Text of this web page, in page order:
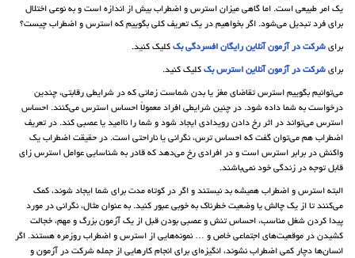
یک امر طبیعی است. اما گاهی میزان استرس و اضطراب بیش از اندازه است و به نوعی اختلال
برای فرد تبدیل می‌شود. اگر بخواهیم در یک تعریف کلی بگوییم که استرس و اضطراب چیست؟
برای شرکت در آزمون آنلاین رایگان افسردگی بک کلیک کنید.
برای شرکت در آزمون آنلاین استرس بک کلیک کنید.
می‌توانیم بگوییم استرس تقاضای مغز یا بدن شماست زمانی که در شرایطی رقابتی، چندین
درخواست به شما داده شود. در چنین شرایطی افراد معمولاً احساس استرس می‌کنند. احساس
استرس می‌تواند در اثر رخ دادن رویدادی ایجاد شود و شما را ناامید یا عصبی کند. در تعریف
اضطراب هم می‌توان گفت که احساس ترس، نگرانی یا ناراحتی است. در حقیقت اضطراب یک
واکنش در برابر استرس است و در افرادی رخ می‌دهد که قادر به شناسایی عوامل استرس زای
قابل توجه در زندگی خود نمی‌باشند.
البته استرس و اضطراب همیشه بد نیستند و اگر در کوتاه مدت برای شما ایجاد شوند، کمک
می‌کنند تا از یک چالش یا وضعیت خطرناک به خوبی عبور کنید. به عنوان مثال، نگرانی در مورد
پیدا کردن شغل مناسب، احساس تنش و عصبی بودن قبل از یک آزمون بزرگ و مهم، خجالت
کشیدن در موقعیت‌های اجتماعی خاص و … نمونه‌هایی از استرس و اضطراب روزمره هستند. اگر
انسان‌ها دچار کمی اضطراب نشوند، انگیزه‌ای برای انجام کارهایی از جمله شرکت در آزمون و